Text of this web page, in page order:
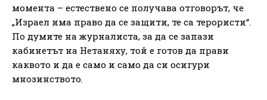
момента – естествено се получава отговорът, че
„Израел има право да се защити, те са терористи“.
По думите на журналиста, за да се запази
кабинетът на Нетаняху, той е готов да прави
каквото и да е само и само да си осигури
мнозинството.